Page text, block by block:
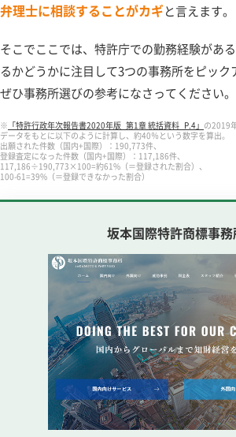
弁理士に相談することがカギと言えます。
そこでここでは、特許庁での勤務経験があ
るかどうかに注目して3つの事務所をピック
ぜひ事務所選びの参考になさってください。
※ 「特許行政年次報告書2020年版_第1章 統括資料_P.4」 の2019
データをもとに以下のように計算し、約40％という数字を算出。
出願された件数（国内+国際）：190,773件、
登録査定になった件数（国内+国際）：117,186件、
117,186÷190,773×100=約61%（＝登録された割合）、
100-61=39%（＝登録できなかった割合）
坂本国際特許商標事